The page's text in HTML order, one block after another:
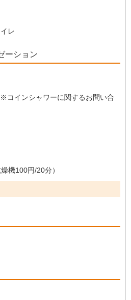
レ
ーション
インシャワーに関するお問い合
機100円/20分）